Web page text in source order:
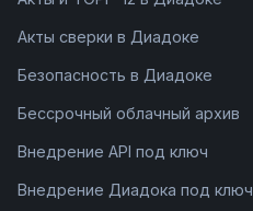
Акты сверки в Диадоке
Безопасность в Диадоке
Бессрочный облачный архив
Внедрение API под ключ
Внедрение Диадока под ключ